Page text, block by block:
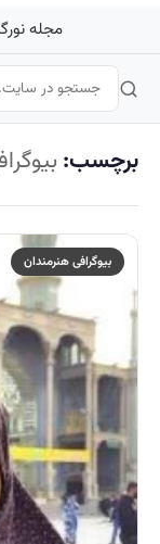
مجله
برچسب:
بیوگرافی هنرمندان